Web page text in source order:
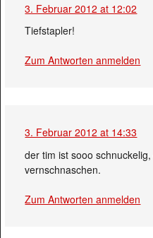
3. Februar 2012 at 12:02
Tiefstapler!
Zum Antworten anmelden
3. Februar 2012 at 14:33
der tim ist sooo
vernschnaschen.
Zum Antworten anmelden